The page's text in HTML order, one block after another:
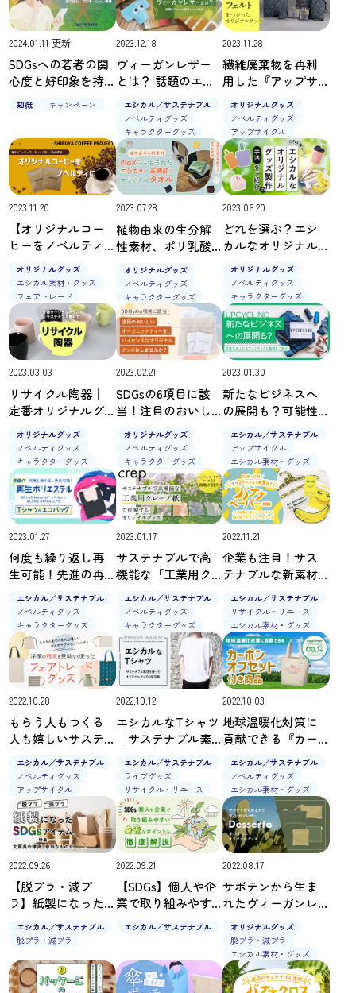
2024.01.11 更新
SDGsへの若者の関
心度と好印象を持
たれる企業の取り
組み・プロモーシ
知識 キャンペーン
2023.12.18
ヴィーガンレザー
とは？ 話題のエシ
カル素材について
知る
エシカル／サステナブル
ノベルティグッズ
キャラクターグッズ
2023.11.28
繊維廃棄物を再利
用した『アップサ
イクルフェルト』
をつかったオリジ
ナルグッズ製作
オリジナルグッズ
ノベルティグッズ
アップサイクル
2023.11.20
【オリジナルコー
ヒーをノベルティ
に】毎日のコーヒ
ーでおいしく楽し
く社会貢献｜
SHIBUYA COFFEE
PROJECT
オリジナルグッズ
エシカル素材・グッズ
フェアトレード
2023.07.28
植物由来の生分解
性素材、ポリ乳酸
ファイバーPlaX™の
高機能オリジナル
タオル
オリジナルグッズ
ノベルティグッズ
キャラクターグッズ
2023.06.20
どれを選ぶ？エシ
カルなオリジナル
グッズ製作の手法
をご紹介
オリジナルグッズ
ノベルティグッズ
キャラクターグッズ
2023.03.03
リサイクル陶器｜
定番オリジナルグ
ッズをサステナブ
ル素材で
オリジナルグッズ
ノベルティグッズ
キャラクターグッズ
2023.02.21
SDGsの6項目に該
当！注目のおいし
いオーガニックテ
ィーを、ハイセン
スなオリジナルグ
ッズにしません
か？
オリジナルグッズ
ノベルティグッズ
キャラクターグッズ
2023.01.30
新たなビジネスへ
の展開も？可能性
あふれるアップサ
イクル事例をご紹
介
エシカル／サステナブル
アップサイクル
エシカル素材・グッズ
2023.01.27
何度も繰り返し再
生可能！先進の再
生ポリエステル
「BRING
Material™」で作ら
れたBLANK
APPAREL™の Tシャ
ツ＆エコバッグ
エシカル／サステナブル
ノベルティグッズ
キャラクターグッズ
2023.01.17
サステナブルで高
機能な「工業用ク
レープ紙」で作製
するオリジナルグ
ッズ！レジャーシ
ートやケースなど
複数ご紹介
エシカル／サステナブル
ノベルティグッズ
キャラクターグッズ
2022.11.21
企業も注目！サス
テナブルな新素材
「バナナペーパ
ー」特集｜人と環
境に優しいエシカ
ルな紙を使ったオ
リジナルグッズ
エシカル／サステナブル
リサイクル・リユース
エシカル素材・グッズ
2022.10.28
もらう人もつくる
人も嬉しいサステ
ナブルなノベルテ
ィ｜洋服の残反も
無駄なく使ったフ
ェアトレードグッ
ズ
エシカル／サステナブル
ノベルティグッズ
アップサイクル
2022.10.12
エシカルなTシャツ
｜サステナブル素
材を使ったオリジ
ナルグッズの新定
番
エシカル／サステナブル
ライブグッズ
リサイクル・リユース
2022.10.03
地球温暖化対策に
貢献できる『カー
ボンオフセット付
き商品』
エシカル／サステナブル
ノベルティグッズ
エシカル素材・グッズ
2022.09.26
【脱プラ・減プ
ラ】紙製になった
SDGsアイテム特集
｜文房具や雑貨、
エシカル／サステナブル
脱プラ・減プラ
2022.09.21
【SDGs】個人や企
業で取り組みやす
い身近なポイント
を徹底解説
エシカル／サステナブル
2022.08.17
サボテンから生ま
れたヴィーガンレ
ザー『Desserto®』
をつかったオリジ
ナルグッズ
オリジナルグッズ
脱プラ・減プラ
エシカル素材・グッズ